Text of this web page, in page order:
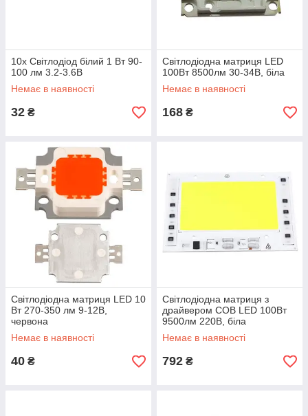
10x Світлодіод білий 1 Вт 90-
100 лм 3.2-3.6В
Немає в наявності
32 ₴
Світлодіодна матриця LED
100Вт 8500лм 30-34В, біла
Немає в наявності
168 ₴
Світлодіодна матриця LED 10
Вт 270-350 лм 9-12В,
червона
Немає в наявності
40 ₴
Світлодіодна матриця з
драйвером COB LED 100Вт
9500лм 220В, біла
Немає в наявності
792 ₴